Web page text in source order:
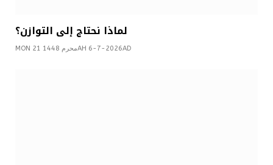
لماذا نحتاج إلى التوازن؟
MON 21 محرم 1448AH 6-7-2026AD